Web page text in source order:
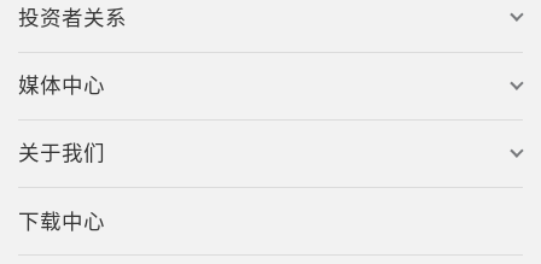
投资者关系
媒体中心
关于我们
下载中心